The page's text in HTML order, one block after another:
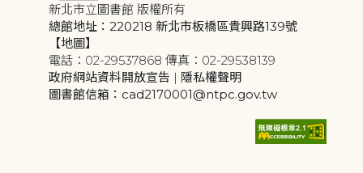
新北市立圖書館 版權所有
總館地址：220218 新北市板橋區貴興路139號
【地圖】
電話：02-29537868 傳真：02-29538139
政府網站資料開放宣告 | 隱私權聲明
圖書館信箱：cad2170001@ntpc.gov.tw